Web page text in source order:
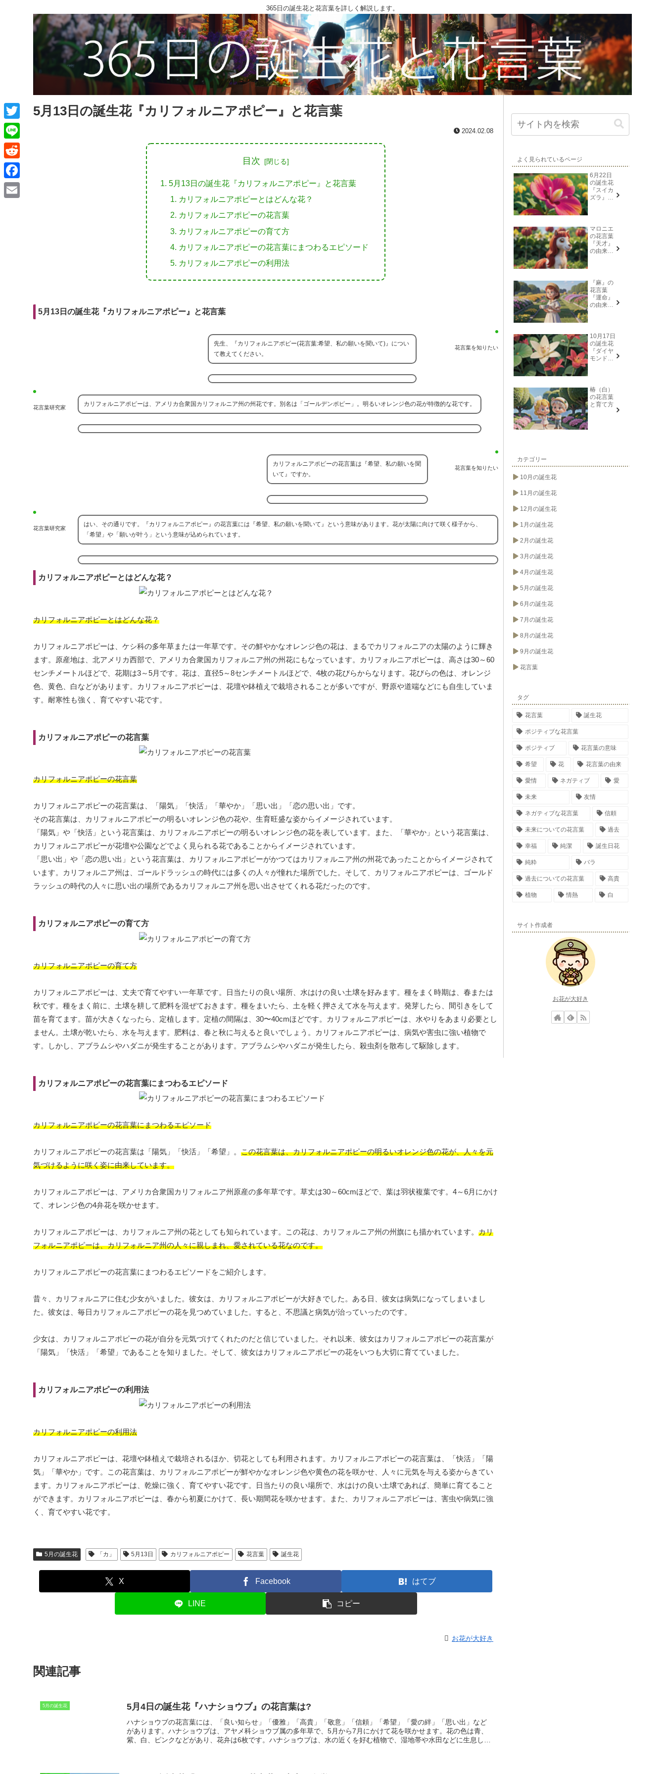
365日の誕生花と花言葉を詳しく解説します。
5月13日の誕生花『カリフォルニアポピー』と花言葉
2024.02.08
目次
5月13日の誕生花『カリフォルニアポピー』と花言葉
カリフォルニアポピーとはどんな花？
カリフォルニアポピーの花言葉
カリフォルニアポピーの育て方
カリフォルニアポピーの花言葉にまつわるエピソード
カリフォルニアポピーの利用法
5月13日の誕生花『カリフォルニアポピー』と花言葉
花言葉を知りたい
先生、『カリフォルニアポピー(花言葉:希望、私の願いを聞いて)』につい
て教えてください。
花言葉研究家
カリフォルニアポピーは、アメリカ合衆国カリフォルニア州の州花です。別名は「ゴールデンポピー」。明るいオレンジ色の花が特徴的な花です。
花言葉を知りたい
カリフォルニアポピーの花言葉は『希望、私の願いを聞
いて』ですか。
花言葉研究家
はい、その通りです。『カリフォルニアポピー』の花言葉には『希望、私の願いを聞いて』という意味があります。花が太陽に向けて咲く様子から、
「希望」や「願いが叶う」という意味が込められています。
カリフォルニアポピーとはどんな花？
カリフォルニアポピーとはどんな花？
カリフォルニアポピーは、ケシ科の多年草または一年草です。その鮮やかなオレンジ色の花は、まるでカリフォルニアの太陽のように輝き
ます。原産地は、北アメリカ西部で、アメリカ合衆国カリフォルニア州の州花にもなっています。カリフォルニアポピーは、高さは30～60
センチメートルほどで、花期は3～5月です。花は、直径5～8センチメートルほどで、4枚の花びらからなります。花びらの色は、オレンジ
色、黄色、白などがあります。カリフォルニアポピーは、花壇や鉢植えで栽培されることが多いですが、野原や道端などにも自生していま
す。耐寒性も強く、育てやすい花です。
カリフォルニアポピーの花言葉
カリフォルニアポピーの花言葉
カリフォルニアポピーの花言葉は、「陽気」「快活」「華やか」「思い出」「恋の思い出」です。
その花言葉は、カリフォルニアポピーの明るいオレンジ色の花や、生育旺盛な姿からイメージされています。
「陽気」や「快活」という花言葉は、カリフォルニアポピーの明るいオレンジ色の花を表しています。また、「華やか」という花言葉は、
カリフォルニアポピーが花壇や公園などでよく見られる花であることからイメージされています。
「思い出」や「恋の思い出」という花言葉は、カリフォルニアポピーがかつてはカリフォルニア州の州花であったことからイメージされて
います。カリフォルニア州は、ゴールドラッシュの時代には多くの人々が憧れた場所でした。そして、カリフォルニアポピーは、ゴールド
ラッシュの時代の人々に思い出の場所であるカリフォルニア州を思い出させてくれる花だったのです。
カリフォルニアポピーの育て方
カリフォルニアポピーの育て方
カリフォルニアポピーは、丈夫で育てやすい一年草です。日当たりの良い場所、水はけの良い土壌を好みます。種をまく時期は、春または
秋です。種をまく前に、土壌を耕して肥料を混ぜておきます。種をまいたら、土を軽く押さえて水を与えます。発芽したら、間引きをして
苗を育てます。苗が大きくなったら、定植します。定植の間隔は、30〜40cmほどです。カリフォルニアポピーは、水やりをあまり必要とし
ません。土壌が乾いたら、水を与えます。肥料は、春と秋に与えると良いでしょう。カリフォルニアポピーは、病気や害虫に強い植物で
す。しかし、アブラムシやハダニが発生することがあります。アブラムシやハダニが発生したら、殺虫剤を散布して駆除します。
カリフォルニアポピーの花言葉にまつわるエピソード
カリフォルニアポピーの花言葉にまつわるエピソード
カリフォルニアポピーの花言葉は「陽気」「快活」「希望」。 この花言葉は、カリフォルニアポピーの明るいオレンジ色の花が、人々を元
気づけるように咲く姿に由来しています。
カリフォルニアポピーは、アメリカ合衆国カリフォルニア州原産の多年草です。草丈は30～60cmほどで、葉は羽状複葉です。4～6月にかけ
て、オレンジ色の4弁花を咲かせます。
カリフォルニアポピーは、カリフォルニア州の花としても知られています。この花は、カリフォルニア州の州旗にも描かれています。 カリ
フォルニアポピーは、カリフォルニア州の人々に親しまれ、愛されている花なのです。
カリフォルニアポピーの花言葉にまつわるエピソードをご紹介します。
昔々、カリフォルニアに住む少女がいました。彼女は、カリフォルニアポピーが大好きでした。ある日、彼女は病気になってしまいまし
た。彼女は、毎日カリフォルニアポピーの花を見つめていました。すると、不思議と病気が治っていったのです。
少女は、カリフォルニアポピーの花が自分を元気づけてくれたのだと信じていました。それ以来、彼女はカリフォルニアポピーの花言葉が
「陽気」「快活」「希望」であることを知りました。そして、彼女はカリフォルニアポピーの花をいつも大切に育てていました。
カリフォルニアポピーの利用法
カリフォルニアポピーの利用法
カリフォルニアポピーは、花壇や鉢植えで栽培されるほか、切花としても利用されます。カリフォルニアポピーの花言葉は、「快活」「陽
気」「華やか」です。この花言葉は、カリフォルニアポピーが鮮やかなオレンジ色や黄色の花を咲かせ、人々に元気を与える姿からきてい
ます。カリフォルニアポピーは、乾燥に強く、育てやすい花です。日当たりの良い場所で、水はけの良い土壌であれば、簡単に育てること
ができます。カリフォルニアポピーは、春から初夏にかけて、長い期間花を咲かせます。また、カリフォルニアポピーは、害虫や病気に強
く、育てやすい花です。
5月の誕生花 「カ」 5月13日 カリフォルニアポピー 花言葉 誕生花
X Facebook はてブ
LINE コピー
お花が大好き
関連記事
5月の誕生花 5月4日の誕生花『ハナショウブ』の花言葉は?
ハナショウブの花言葉には、 「良い知らせ」「優雅」「高貴」「敬意」「信頼」「希望」「愛の絆」「思い出」 など
があります。ハナショウブは、アヤメ科ショウブ属の多年草で、5月から7月にかけて花を咲かせます。花の色は青、
紫、白、ピンクなどがあり、花弁は6枚です。ハナショウブは、水の近くを好む植物で、湿地帯や水田などに生息して
よく見られているページ
6月22日
の誕生花
『スイカ
ズラ』花
マロニエ
の花言葉
『天才』
の由来と
『麻』の
花言葉
『運命』
の由来と
10月17日
の誕生花
『ダイヤ
モンドリ
楽しみ
に、忍
耐、箱入
椿（白）
の花言葉
と育て方
カテゴリー
10月の誕生花
11月の誕生花
12月の誕生花
1月の誕生花
2月の誕生花
3月の誕生花
4月の誕生花
5月の誕生花
6月の誕生花
7月の誕生花
8月の誕生花
9月の誕生花
花言葉
タグ
花言葉 誕生花
ポジティブな花言葉
ポジティブ 花言葉の意味
希望 花 花言葉の由来
愛情 ネガティブ 愛
未来 友情
ネガティブな花言葉 信頼
未来についての花言葉 過去
幸福 純潔 誕生日花
純粋 バラ
過去についての花言葉 高貴
植物 情熱 白
サイト作成者
お花が大好き
T
w
i
t
L
i
n
e
R
e
d
F